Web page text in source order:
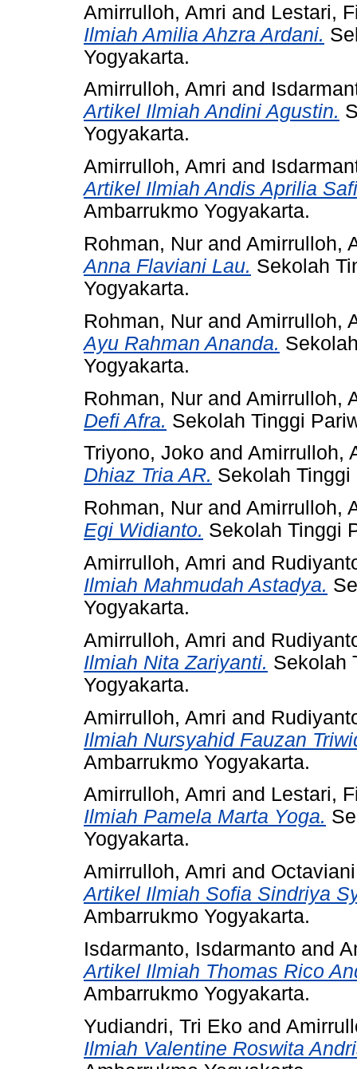
Amirrulloh, Amri and Lestari,
Ilmiah Amilia Ahzra Ardani.
Yogyakarta.
Amirrulloh, Amri and
Artikel Ilmiah Andini Agustin.
Yogyakarta.
Amirrulloh, Amri and
Artikel Ilmiah Andis Aprilia
Ambarrukmo Yogyakarta.
Rohman, Nur and Amirrulloh,
Anna Flaviani Lau. Sekolah
Yogyakarta.
Rohman, Nur and Amirrulloh,
Ayu Rahman Ananda.
Yogyakarta.
Rohman, Nur and Amirrulloh,
Defi Afra. Sekolah Tinggi
Triyono, Joko and Amirrulloh,
Dhiaz Tria AR. Sekolah
Rohman, Nur and Amirrulloh,
Egi Widianto. Sekolah Tinggi
Amirrulloh, Amri and
Ilmiah Mahmudah Astadya.
Yogyakarta.
Amirrulloh, Amri and
Ilmiah Nita Zariyanti. Sekolah
Yogyakarta.
Amirrulloh, Amri and
Ilmiah Nursyahid Fauzan
Ambarrukmo Yogyakarta.
Amirrulloh, Amri and Lestari,
Ilmiah Pamela Marta Yoga.
Yogyakarta.
Amirrulloh, Amri and
Artikel Ilmiah Sofia Sindriya
Ambarrukmo Yogyakarta.
Isdarmanto, Isdarmanto and
Artikel Ilmiah Thomas Rico
Ambarrukmo Yogyakarta.
Yudiandri, Tri Eko and
Ilmiah Valentine Roswita